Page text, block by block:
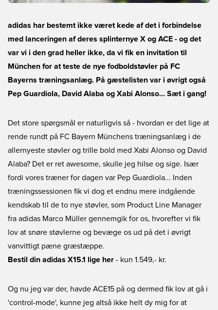
adidas har bestemt ikke været kede af det i forbindelse
med lanceringen af deres splinternye X og ACE - og det
var vi i den grad heller ikke, da vi fik en invitation til
München for at teste de nye fodboldstøvler på FC
Bayerns træningsanlæg. På gæstelisten var i øvrigt også
Pep Guardiola, David Alaba og Xabi Alonso... Sæt i gang!
Det store spørgsmål er naturligvis så - hvordan er det lige at
rende rundt på FC Bayern Münchens træningsanlæg i de
allernyeste støvler og trille bold med Xabi Alonso og David
Alaba? Det er ret awesome, skulle jeg hilse og sige. Især
fordi vores træner for dagen var Pep Guardiola... Inden
træningssessionen fik vi dog et endnu mere indgående
kendskab til de to nye støvler, som Product Line Manager
fra adidas Marco Müller gennemgik for os, hvorefter vi fik
lov at snøre støvlerne og bevæge os ud på det i øvrigt
vanvittigt pæne græstæppe.
Bestil din adidas X15.1 lige her - kun 1.549,- kr.
Og nu jeg var der, havde ACE15 på og dermed fik lov at gå i
'control-mode', kunne jeg altså ikke helt dy mig for at